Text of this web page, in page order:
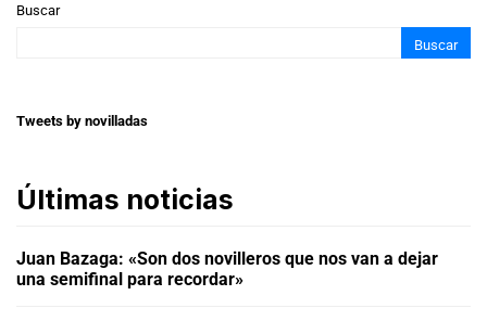
Buscar
Buscar
Tweets by novilladas
Últimas noticias
Juan Bazaga: «Son dos novilleros que nos van a dejar
una semifinal para recordar»